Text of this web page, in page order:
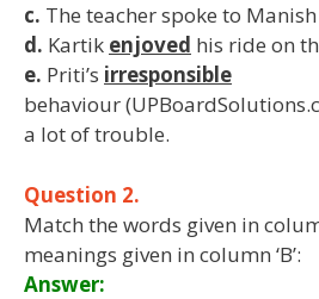
c. The teacher spoke to Manish
d. Kartik enjoved his ride on
e. Priti’s irresponsible
behaviour
a lot of trouble.
Question 2.
Match the words given in
meanings given in column ‘B’:
Answer: